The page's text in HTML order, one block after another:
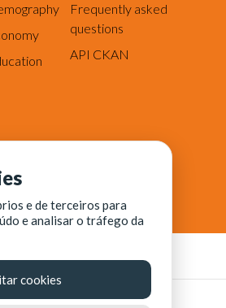
Frequently asked
questions
API CKAN
- Fundação de Ciência,
e de terceiros para
e analisar o tráfego da
cookies